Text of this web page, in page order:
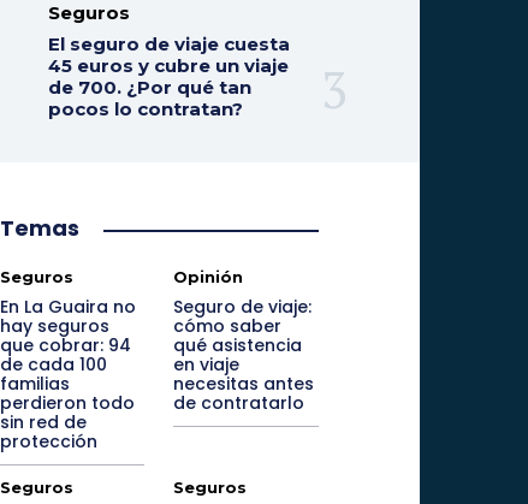
Seguros
El seguro de viaje cuesta
45 euros y cubre un viaje
de 700. ¿Por qué tan
pocos lo contratan?
Temas
Seguros
En La Guaira no
hay seguros
que cobrar: 94
de cada 100
familias
perdieron todo
sin red de
protección
Opinión
Seguro de viaje:
cómo saber
qué asistencia
en viaje
necesitas antes
de contratarlo
Seguros Seguros